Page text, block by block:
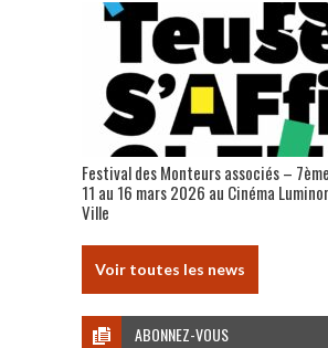
Festival des Monteurs associés –
11 au 16 mars 2026 au Cinéma
Ville
Voir toutes les news
ABONNEZ-VOUS